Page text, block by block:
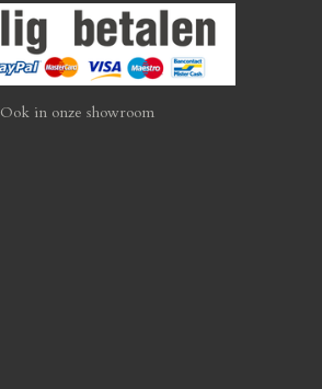
Ook in onze showroom